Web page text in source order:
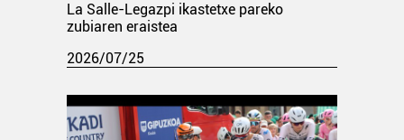
La Salle-Legazpi ikastetxe pareko
zubiaren eraistea
2026/07/25